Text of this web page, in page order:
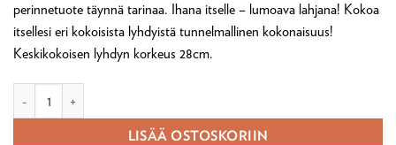
perinnetuote täynnä tarinaa. Ihana itselle – lumoava lahjana! Kokoa
itsellesi eri kokoisista lyhdyistä tunnelmallinen kokonaisuus!
Keskikokoisen lyhdyn korkeus 28cm.
LISÄÄ OSTOSKORIIN